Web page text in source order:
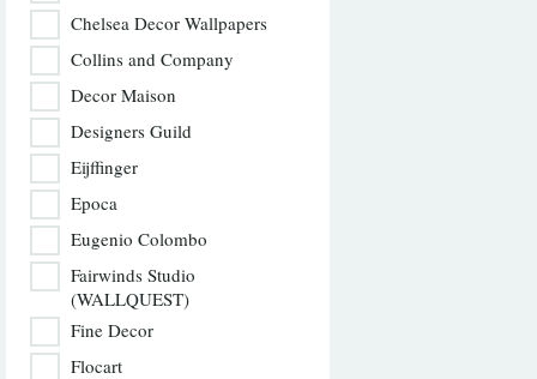
Chelsea Decor Wallpapers
Collins and Company
Decor Maison
Designers Guild
Eijffinger
Epoca
Eugenio Colombo
Fairwinds Studio
(WALLQUEST)
Fine Decor
Flocart